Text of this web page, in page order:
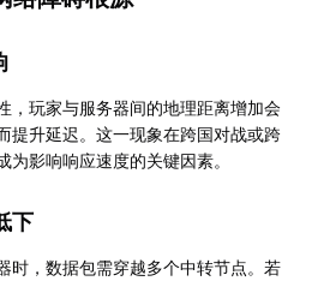
，玩家与服务器间的地理距离增加会
提升延迟。这一现象在跨国对战或跨
影响响应速度的关键因素。
下
时，数据包需穿越多个中转节点。若